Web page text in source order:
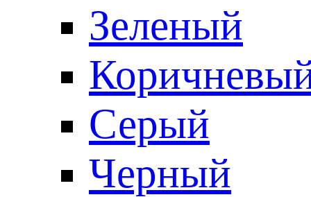
Зеленый
Серый
Черный